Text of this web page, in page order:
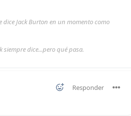
dice Jack Burton en un momento como
siempre dice...pero qué pasa.
Responder